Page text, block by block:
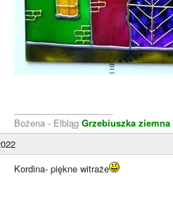
Bożena - Elbląg Grzebiuszka ziemna
Kordina- piękne witraże